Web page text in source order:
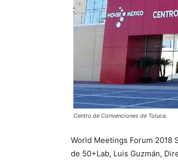
Centro de Convenciones de Toluca.
World Meetings Forum 2018
de 50+Lab, Luis Guzmán,